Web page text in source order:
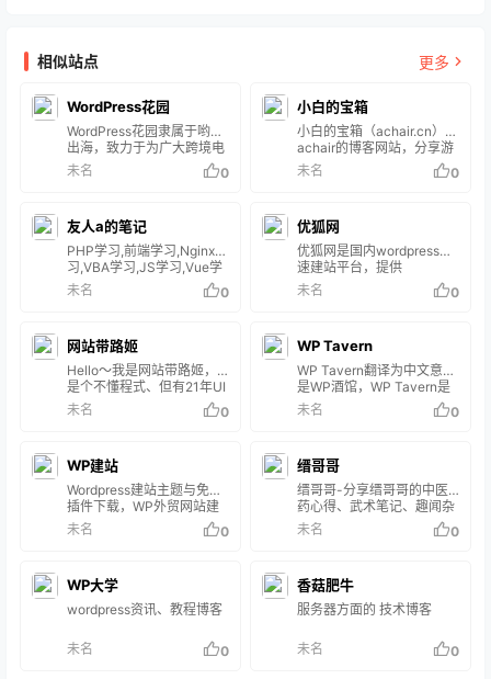
相似站点 更多
WordPress花园
WordPress花园隶属于哟派
出海，致力于为广大跨境电
商和独立站爱好者提供优质
的WordPress教程、
tiktok、Instagram教程和谷
歌SEO教程等资料和对应的
建站推广服务。
未名 0
小白的宝箱
小白的宝箱（achair.cn）是
achair的博客网站，分享游
戏、PS5游戏机、
WordPress教程、苹果
弯路。
未名 0
友人a的笔记
PHP学习,前端学习,Nginx学
习,VBA学习,JS学习,Vue学
习,Uniapp学习,小程序学
习,Linux学习,建站学
未名 0
优狐网
优狐网是国内wordpress快
速建站平台，提供
wordpress初学者指南，推
荐适合国内使用wordpress
未名 0
网站带路姬
Hello～我是网站带路姬，
是个不懂程式、但有21年UI
设计经验的网站设计师。带
路姬将带着不懂程式的你，
WordPress 网站，并且进入
脸书社团持续交流学习！
未名 0
WP Tavern
WP Tavern翻译为中文意思
是WP酒馆，WP Tavern是
一个专业的WordPress资讯
网站，网站涵盖的内容广
件和主题生态系统、活动以
及更广泛的开源软件世界。
WP Tavern是一个热情而有
吸引力的社区，在这里，对
该软件感兴趣的人可以与其
2008年11月19日，
WPhacks的Kyle Esl…
未名 0
WP建站
Wordpress建站主题与免费
插件下载，WP外贸网站建
设自适应英文主题免费下
载，Wordpress网站seo优
版汉化服务，最新英文自适
应wordpress seo模版实时
更新免费下载。 WP建站官
未名 0
缙哥哥
缙哥哥-分享缙哥哥的中医
药心得、武术笔记、趣闻杂
谈、软件分享、无损音乐、
视频短片、技术教程、摄影
未名 0
WP大学
wordpress资讯、教程博客
未名 0
香菇肥牛
服务器方面的 技术博客
未名 0